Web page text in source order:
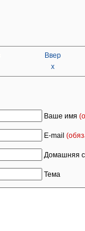
Ввер
х
Ваше имя
E-mail
Домашняя
Тема